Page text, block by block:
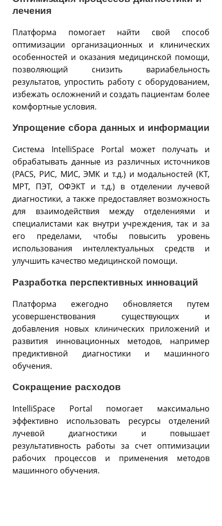
лечения
Платформа помогает найти свой способ
оптимизации организационных и клинических
особенностей и оказания медицинской помощи,
позволяющий снизить вариабельность
результатов, упростить работу с оборудованием,
избежать осложнений и создать пациентам более
комфортные условия.
Упрощение сбора данных и информации
Система IntelliSpace Portal может получать и
обрабатывать данные из различных источников
(PACS, РИС, МИС, ЭМК и т.д.) и модальностей (КТ,
МРТ, ПЭТ, ОФЭКТ и т.д.) в отделении лучевой
диагностики, а также предоставляет возможность
для взаимодействия между отделениями и
специалистами как внутри учреждения, так и за
его пределами, чтобы повысить уровень
использования интеллектуальных средств и
улучшить качество медицинской помощи.
Разработка перспективных инноваций
Платформа ежегодно обновляется путем
усовершенствования существующих и
добавления новых клинических приложений и
развития инновационных методов, например
предиктивной диагностики и машинного
обучения.
Сокращение расходов
IntelliSpace Portal помогает максимально
эффективно использовать ресурсы отделений
лучевой диагностики и повышает
результативность работы за счет оптимизации
рабочих процессов и применения методов
машинного обучения.